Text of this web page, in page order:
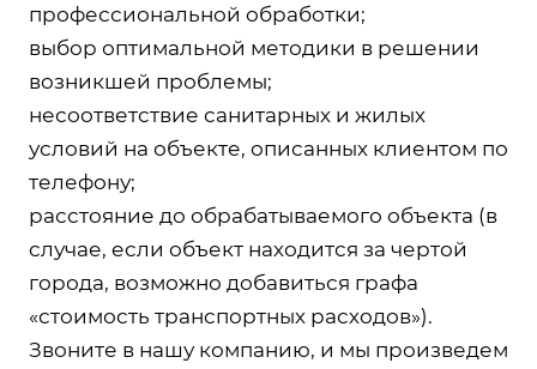
профессиональной обработки;
выбор оптимальной методики в решении
возникшей проблемы;
несоответствие санитарных и жилых
условий на объекте, описанных клиентом по
телефону;
расстояние до обрабатываемого объекта (в
случае, если объект находится за чертой
города, возможно добавиться графа
«стоимость транспортных расходов»).
Звоните в нашу компанию, и мы произведем